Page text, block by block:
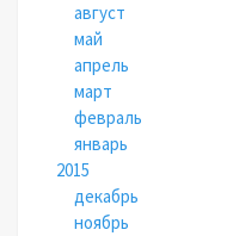
август
май
апрель
март
февраль
январь
2015
декабрь
ноябрь